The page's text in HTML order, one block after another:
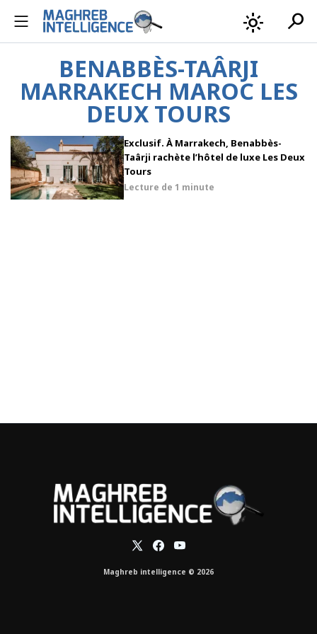
light_mode search
BENABBÈS-TAÂRJI
MARRAKECH MAROC LES
DEUX TOURS
Exclusif. À Marrakech, Benabbès-
Taârji rachète l’hôtel de luxe Les Deux
Tours
Lecture de 1 minute
Maghreb intelligence © 2026